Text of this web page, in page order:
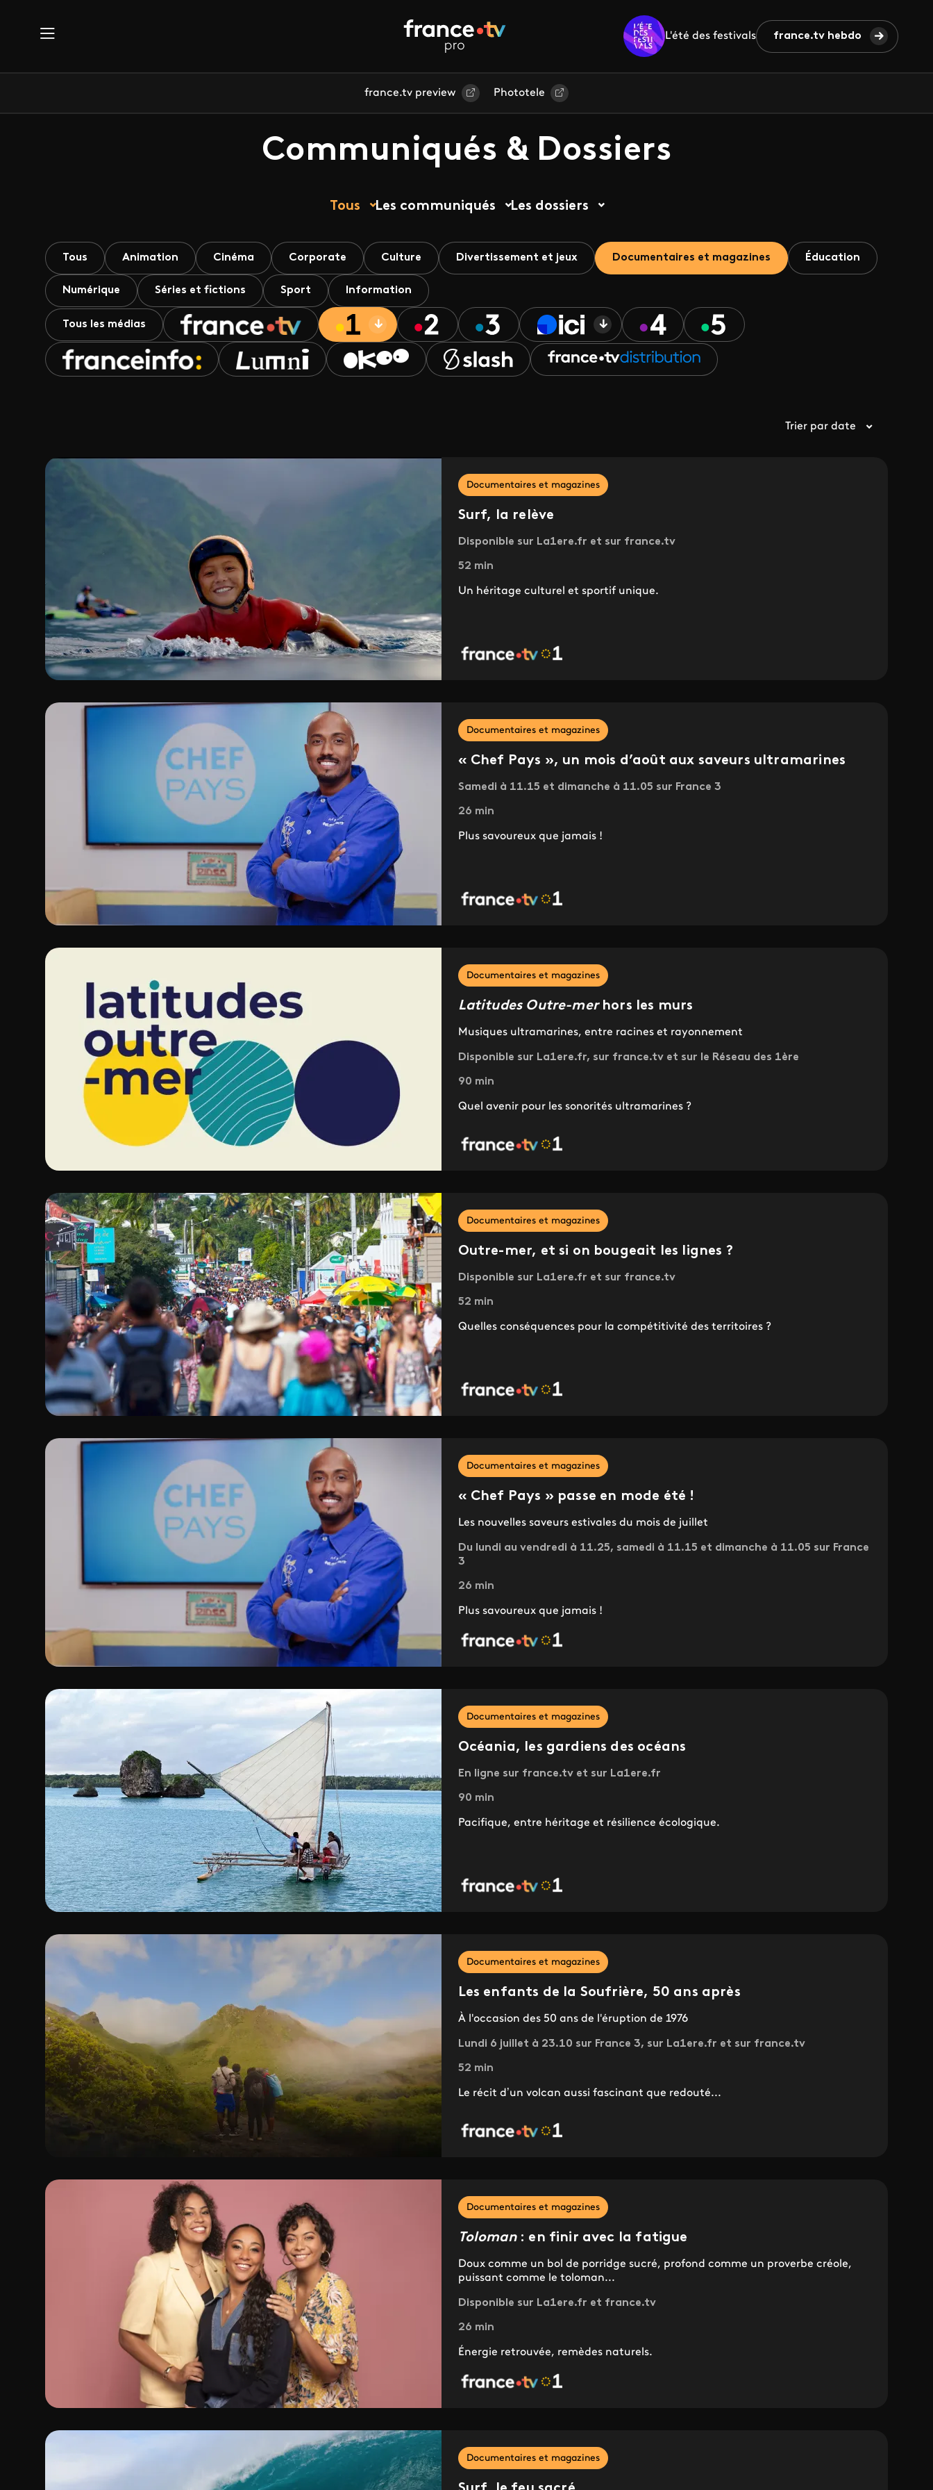
L'été des festivals france.tv hebdo
france.tv preview Phototele
Communiqués & Dossiers
Tous Les communiqués Les dossiers
Tous Animation Cinéma Corporate Culture Divertissement et jeux Documentaires et magazines Éducation
Numérique Séries et fictions Sport Information
Tous les médias
Trier par date
Documentaires et magazines
Surf, la relève
Disponible sur La1ere.fr et sur france.tv
52 min
Un héritage culturel et sportif unique.
Documentaires et magazines
« Chef Pays », un mois d’août aux saveurs ultramarines
Samedi à 11.15 et dimanche à 11.05 sur France 3
26 min
Plus savoureux que jamais !
Documentaires et magazines
Latitudes Outre-merhors les murs
Musiques ultramarines, entre racines et rayonnement
Disponible sur La1ere.fr, sur france.tv et sur le Réseau des 1ère
90 min
Quel avenir pour les sonorités ultramarines ?
Documentaires et magazines
Outre-mer, et si on bougeait les lignes ?
Disponible sur La1ere.fr et sur france.tv
52 min
Quelles conséquences pour la compétitivité des territoires ?
Documentaires et magazines
« Chef Pays » passe en mode été !
Les nouvelles saveurs estivales du mois de juillet
Du lundi au vendredi à 11.25, samedi à 11.15 et dimanche à 11.05 sur France
3
26 min
Plus savoureux que jamais !
Documentaires et magazines
Océania, les gardiens des océans
En ligne sur france.tv et sur La1ere.fr
90 min
Pacifique, entre héritage et résilience écologique.
Documentaires et magazines
Les enfants de la Soufrière, 50 ans après
À l'occasion des 50 ans de l'éruption de 1976
Lundi 6 juillet à 23.10 sur France 3, sur La1ere.fr et sur france.tv
52 min
Le récit d’un volcan aussi fascinant que redouté...
Documentaires et magazines
Toloman: en finir avec la fatigue
Doux comme un bol de porridge sucré, profond comme un proverbe créole,
puissant comme le toloman...
Disponible sur La1ere.fr et france.tv
26 min
Énergie retrouvée, remèdes naturels.
Documentaires et magazines